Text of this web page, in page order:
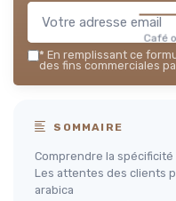
Café
* En remplissant ce
des fins commerciales
SOMMAIRE
Comprendre la spécificité
Les attentes des clients
arabica